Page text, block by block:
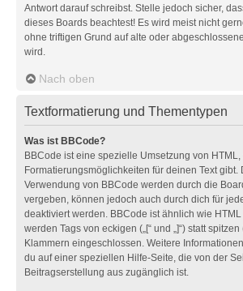
Antwort darauf schreibst. Stelle jedoch sicher,
dieses Boards beachtest! Es wird meist nicht
ohne triftigen Grund auf alte oder
wird.
Nach oben
Textformatierung und Thementypen
Was ist BBCode?
BBCode ist eine spezielle Umsetzung von
Formatierungsmöglichkeiten für deinen Text gibt.
Verwendung von BBCode werden durch die
vergeben, können jedoch auch durch dich für
deaktiviert werden. BBCode ist ähnlich wie
werden Tags von eckigen („[“ und „]“) statt spitzen
Klammern eingeschlossen. Weitere
du auf einer speziellen Hilfe-Seite, die von der
Beitragserstellung aus zugänglich ist.